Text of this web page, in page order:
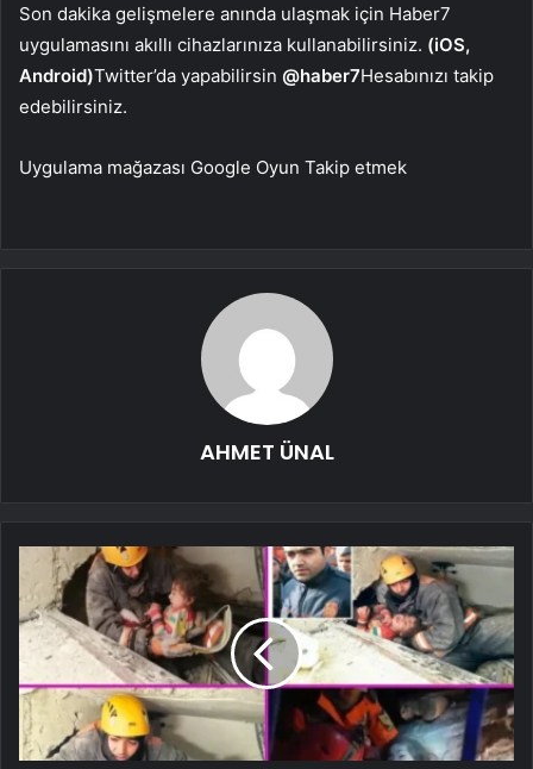
Son dakika gelişmelere anında ulaşmak için Haber7
uygulamasını akıllı cihazlarınıza kullanabilirsiniz. (iOS,
Android)Twitter’da yapabilirsin @haber7Hesabınızı takip
edebilirsiniz.
Uygulama mağazası Google Oyun Takip etmek
AHMET ÜNAL